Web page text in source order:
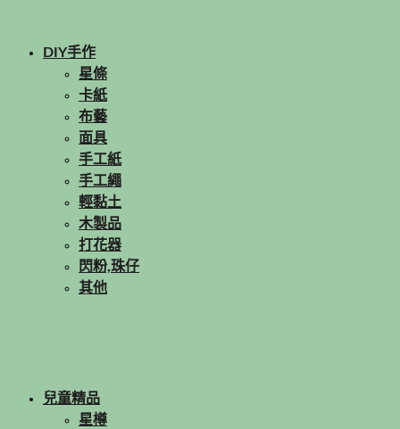
DIY手作
星條
卡紙
布藝
面具
手工紙
手工繩
輕黏土
木製品
打花器
閃粉,珠仔
其他
兒童精品
星樽